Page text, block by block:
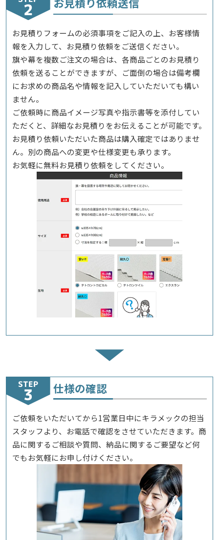
お見積りフォームの必須事項をご記入の上、お客様情
報を入力して、お見積り依頼をご送信ください。
旗や幕を複数ご注文の場合は、各商品ごとのお見積り
依頼を送ることができますが、ご面倒の場合は備考欄
にお求めの商品名や情報を記入していただいても構い
ません。
ご依頼時に商品イメージ写真や指示書等を添付してい
ただくと、詳細なお見積りをお伝えることが可能です。
お見積り依頼いただいた商品は購入確定ではありませ
ん。別の商品への変更や仕様変更も承ります。
お気軽に無料お見積り依頼をしてください。
STEP 仕様の確認
ご依頼をいただいてから1営業日中にキラメックの担当
スタッフより、お電話で確認をさせていただきます。商
品に関するご相談や質問、納品に関するご要望など何
でもお気軽にお申し付けください。